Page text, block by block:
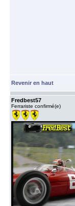
Revenir en haut
Fredbest57
Ferrariste confirmé(e)